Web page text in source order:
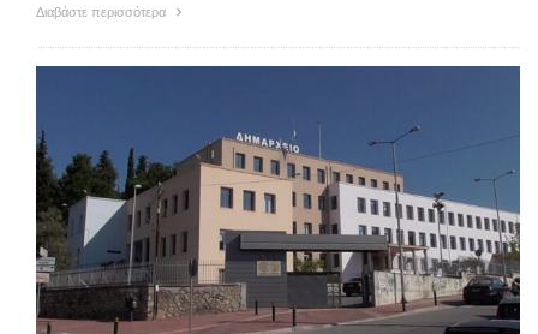
Διαβάστε περισσότερα